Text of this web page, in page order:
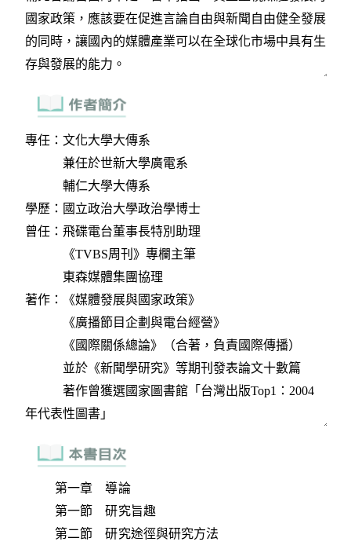
第一章 導論
第一節 研究旨趣
第二節 研究途徑與研究方法